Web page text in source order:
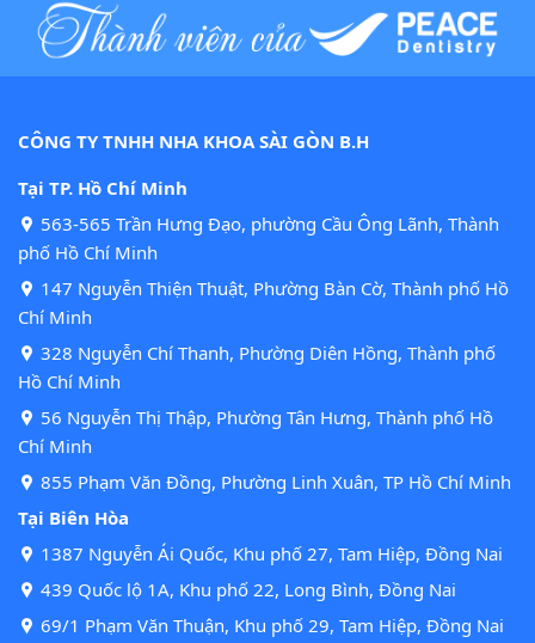
CÔNG TY TNHH NHA KHOA SÀI GÒN B.H
Tại TP. Hồ Chí Minh
563-565 Trần Hưng Đạo, phường Cầu Ông Lãnh, Thành
phố Hồ Chí Minh
147 Nguyễn Thiện Thuật, Phường Bàn Cờ, Thành phố Hồ
Chí Minh
328 Nguyễn Chí Thanh, Phường Diên Hồng, Thành phố
Hồ Chí Minh
56 Nguyễn Thị Thập, Phường Tân Hưng, Thành phố Hồ
Chí Minh
855 Phạm Văn Đồng, Phường Linh Xuân, TP Hồ Chí Minh
Tại Biên Hòa
1387 Nguyễn Ái Quốc, Khu phố 27, Tam Hiệp, Đồng Nai
439 Quốc lộ 1A, Khu phố 22, Long Bình, Đồng Nai
69/1 Phạm Văn Thuận, Khu phố 29, Tam Hiệp, Đồng Nai